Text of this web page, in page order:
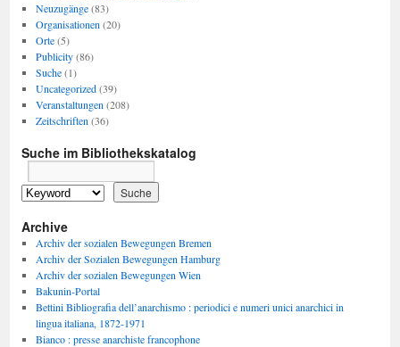
Neuzugänge(83)
Organisationen (20)
Orte(5)
Publicity(86)
Suche(1)
Uncategorized(39)
Veranstaltungen (208)
Zeitschriften (36)
Suche im Bibliothekskatalog
Archive
Archiv der sozialen Bewegungen Bremen
Archiv der Sozialen Bewegungen Hamburg
Archiv der sozialen Bewegungen Wien
Bakunin-Portal
Bettini Bibliografia dell’anarchismo : periodici e numeri unici anarchici in
lingua italiana, 1872-1971
Bianco : presse anarchiste francophone